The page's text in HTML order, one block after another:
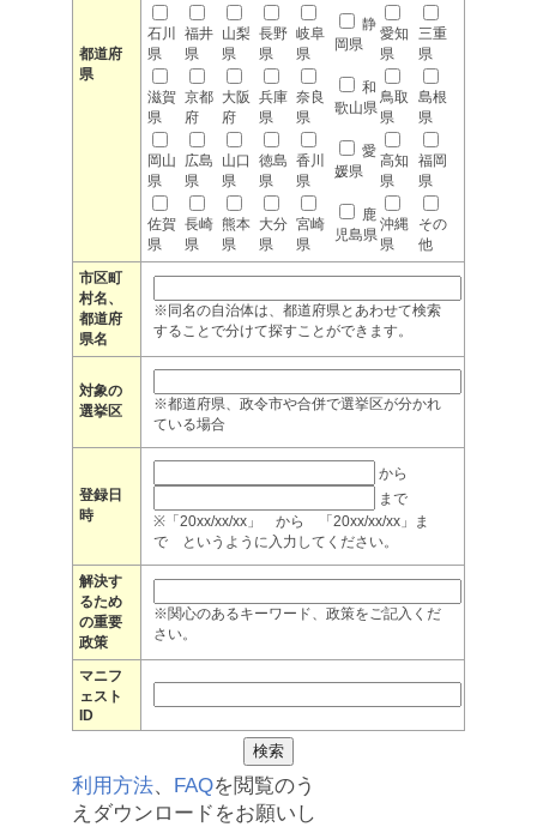
都道府
県
石川
県
福井
県
山梨
県
長野
県
岐阜
県
静
岡県
愛知
県
三重
県
滋賀
県
京都
府
大阪
府
兵庫
県
奈良
県
和
歌山県
鳥取
県
島根
県
岡山
県
広島
県
山口
県
徳島
県
香川
県
愛
媛県
高知
県
福岡
県
佐賀
県
長崎
県
熊本
県
大分
県
宮崎
県
鹿
児島県
沖縄
県
その
他
市区町
村名、
都道府
県名
※同名の自治体は、都道府県とあわせて検索
することで分けて探すことができます。
対象の
選挙区
※都道府県、政令市や合併で選挙区が分かれ
ている場合
登録日
時
から
まで
※「20xx/xx/xx」 から 「20xx/xx/xx」ま
で というように入力してください。
解決す
るため
の重要
政策
※関心のあるキーワード、政策をご記入くだ
さい。
マニフ
ェスト
ID
利用方法、 FAQを閲覧のう
えダウンロードをお願いし